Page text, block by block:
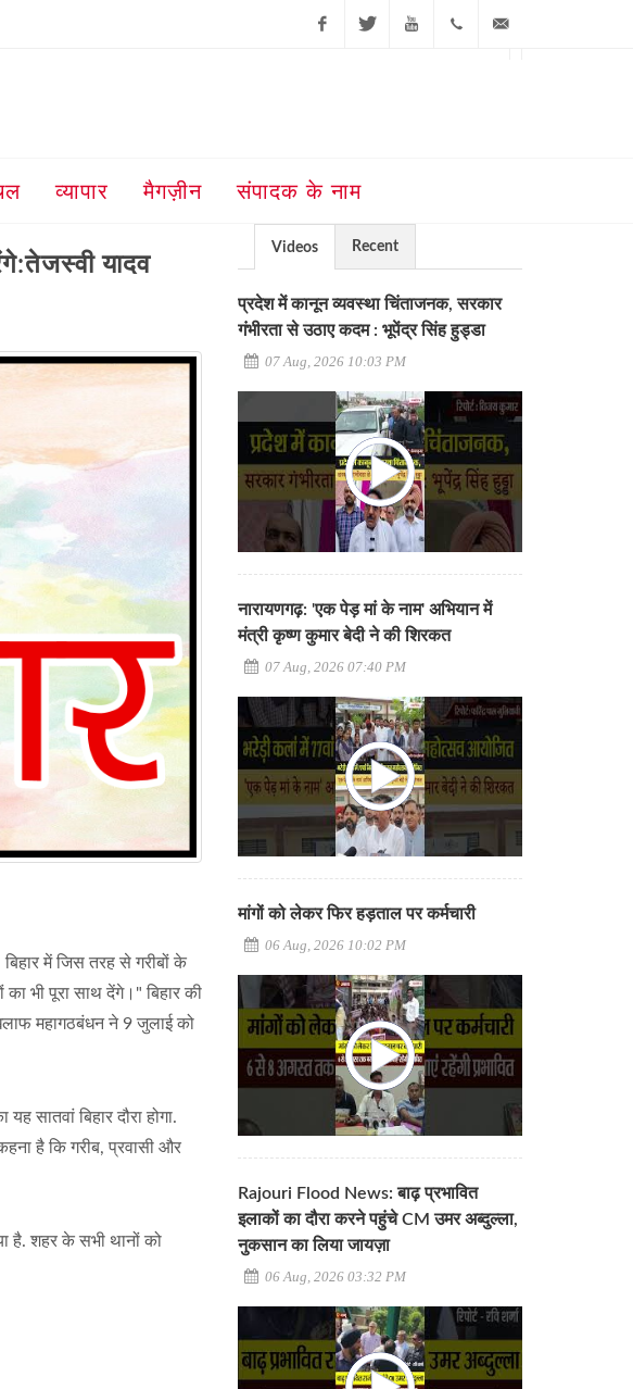
व्यापार मैगज़ीन संपादक के नाम
यादव
में जिस तरह से गरीबों के
भी पूरा साथ देंगे।" बिहार की
महागठबंधन ने 9 जुलाई को
सातवां बिहार दौरा होगा.
है कि गरीब, प्रवासी और
है. शहर के सभी थानों को
Videos Recent
प्रदेश में कानून व्यवस्था चिंताजनक, सरकार
गंभीरता से उठाए कदम : भूपेंद्र सिंह हुड्डा
07 Aug, 2026 10:03 PM
नारायणगढ़: 'एक पेड़ मां के नाम' अभियान में
मंत्री कृष्ण कुमार बेदी ने की शिरकत
07 Aug, 2026 07:40 PM
मांगों को लेकर फिर हड़ताल पर कर्मचारी
06 Aug, 2026 10:02 PM
Rajouri Flood News: बाढ़ प्रभावित
इलाकों का दौरा करने पहुंचे CM उमर अब्दुल्ला,
नुकसान का लिया जायज़ा
06 Aug, 2026 03:32 PM